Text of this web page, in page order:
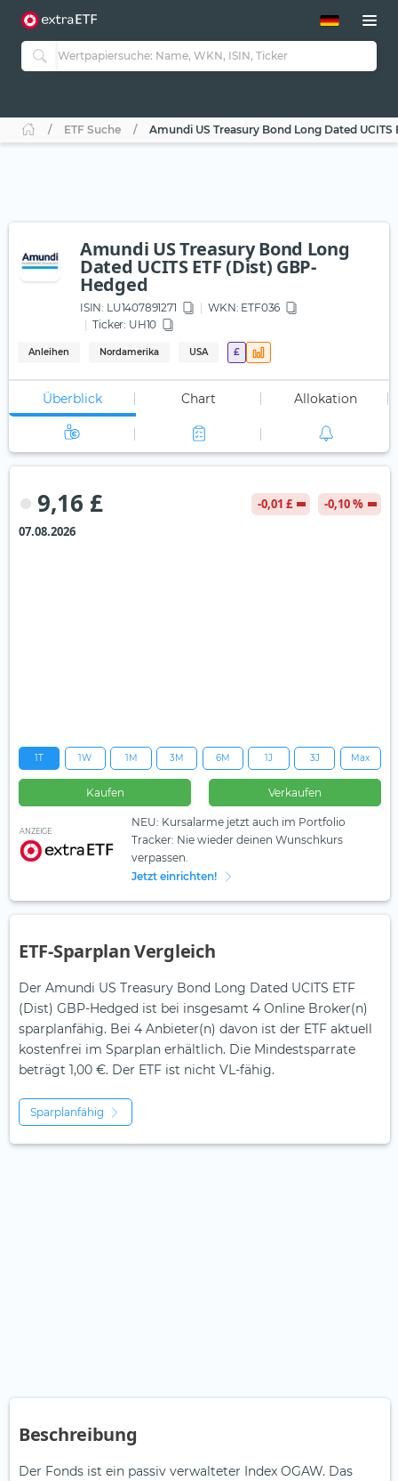
ETF-Guide 2.0
Guide Aktive ETFs
ETF-Sparpläne
ETF Suche Amundi US Treasury Bond Long Dated UCITS
Amundi US Treasury Bond Long
Dated UCITS ETF (Dist) GBP-
Hedged
ISIN: LU1407891271 WKN: ETF036
Ticker: UH10
Anleihen Nordamerika USA £
Überblick Chart Allokation
9,16 £ -0,01 £
-0,10 %
07.08.2026
1T 1W 1M 3M 6M 1J 3J Max
Kaufen Verkaufen
ANZEIGE
NEU: Kursalarme jetzt auch im Portfolio
Tracker: Nie wieder deinen Wunschkurs
verpassen.
Jetzt einrichten!
ETF-Sparplan Vergleich
Der Amundi US Treasury Bond Long Dated UCITS ETF
(Dist) GBP-Hedged ist bei insgesamt 4 Online Broker(n)
sparplanfähig. Bei 4 Anbieter(n) davon ist der ETF aktuell
kostenfrei im Sparplan erhältlich. Die Mindestsparrate
beträgt 1,00 €. Der ETF ist nicht VL-fähig.
Sparplanfähig
Beschreibung
Der Fonds ist ein passiv verwalteter Index OGAW. Das